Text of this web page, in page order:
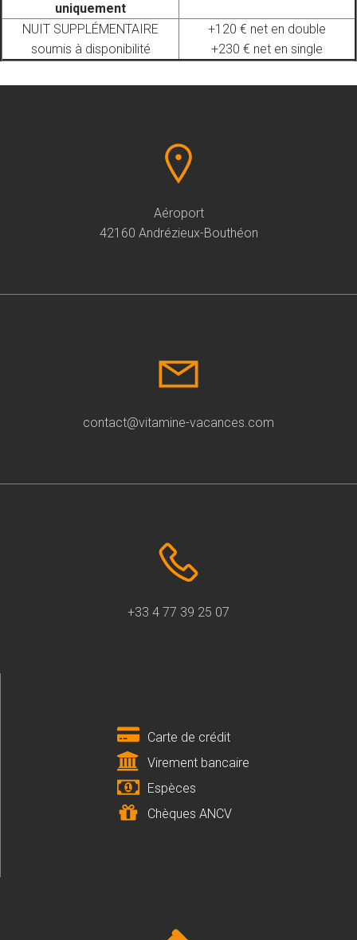
uniquement
NUIT SUPPLÉMENTAIRE
soumis à disponibilité
+120 € net en double
+230 € net en single
Aéroport
42160 Andrézieux-Bouthéon
contact@vitamine-vacances.com
+33 4 77 39 25 07
Carte de crédit
Virement bancaire
Espèces
Chèques ANCV